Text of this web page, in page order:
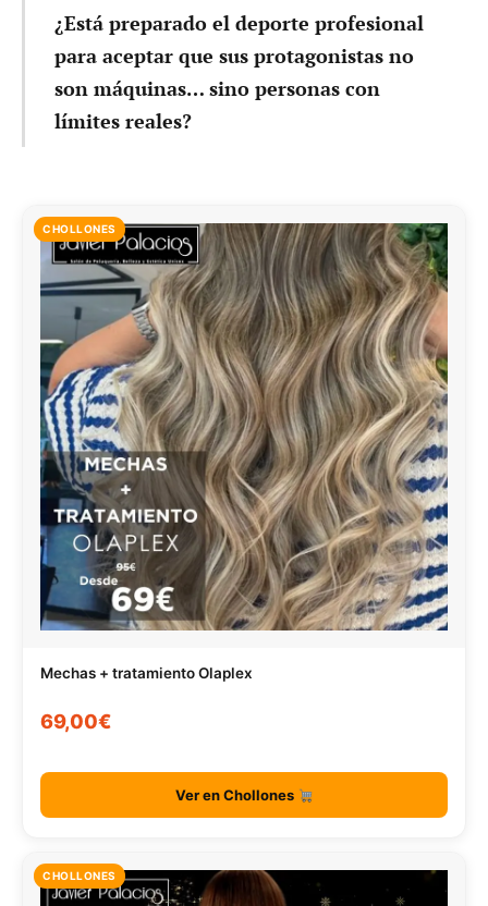
¿Está preparado el deporte profesional
para aceptar que sus protagonistas no
son máquinas… sino personas con
límites reales?
CHOLLONES
Mechas + tratamiento Olaplex
69,00€
Ver en Chollones
CHOLLONES